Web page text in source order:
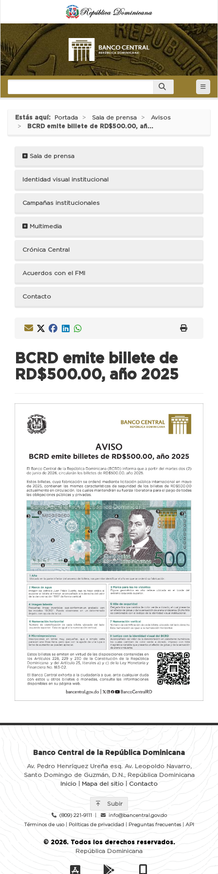
Estás aquí: Portada Sala de prensa
Avisos
BCRD emite billete de RD$500.00, añ...
Sala de prensa
Identidad visual institucional
Campañas institucionales
Multimedia
Crónica Central
Acuerdos con el FMI
Contacto
BCRD emite billete de
RD$500.00, año 2025
Banco Central de la República Dominicana
Av. Pedro Henríquez Ureña esq. Av. Leopoldo Navarro,
Santo Domingo de Guzmán, D.N., República Dominicana
Inicio
Mapa del sitio Contacto
Subir
(809) 221-9111
info@bancentral.gov.do
Términos de uso| Políticas de privacidad Preguntas frecuentes| API
© 2026. Todos los derechos reservados.
República Dominicana